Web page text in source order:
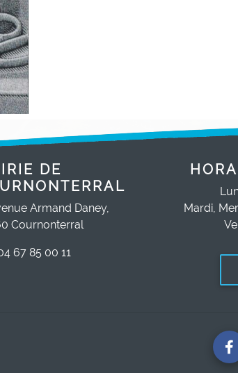
DE
Armand Daney,
Cournonterral
67 85 00 11
Mardi,